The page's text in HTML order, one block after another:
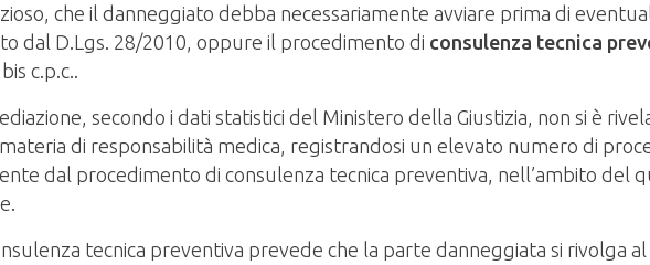
che il danneggiato debba necessariamente avviare prima di
dal D.Lgs. 28/2010, oppure il procedimento di consulenza tecnica
c.p.c..
secondo i dati statistici del Ministero della Giustizia, non si è
di responsabilità medica, registrandosi un elevato numero di
dal procedimento di consulenza tecnica preventiva, nell’ambito del
tecnica preventiva prevede che la parte danneggiata si rivolga